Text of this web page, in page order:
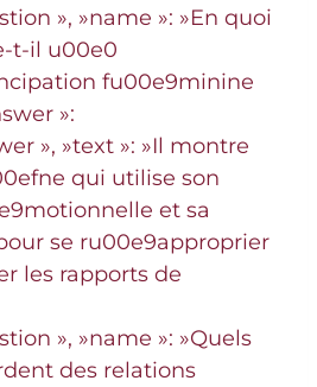
», »name »: »En quoi
t-il u00e0
fu00e9minine
»:
», »text »: »Il montre
qui utilise son
et sa
se ru00e9approprier
les rapports de
», »name »: »Quels
des relations